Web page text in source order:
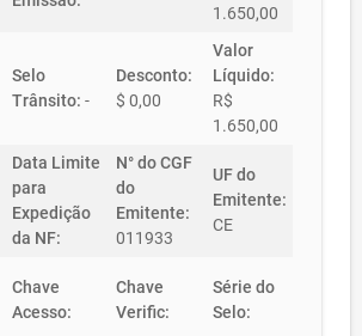
1.650,00
Selo
Trânsito: -
Desconto:
$ 0,00
Valor
Líquido:
R$
1.650,00
Data Limite
para
Expedição
da NF:
N° do CGF
do
Emitente:
011933
UF do
Emitente:
CE
Chave
Acesso:
Chave
Verific:
Série do
Selo: